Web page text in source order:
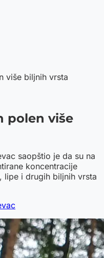
više biljnih vrsta
polen više
saopštio je da su na
koncentracije
lipe i drugih biljnih vrsta